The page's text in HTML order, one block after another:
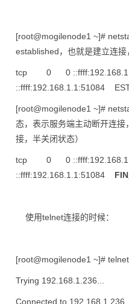
[root@mogilenode1 ~]#
established，也就是建立连接
tcp 0 0
::ffff:192.168.1.1:51084
[root@mogilenode1 ~]#
态，表示服务端主动断开连
接，半关闭状态）
tcp 0 0
::ffff:192.168.1.1:51084
使用telnet连接的时候：
[root@mogilenode1 ~]#
Trying 192.168.1.236...
Connected to 192.168.1.236.